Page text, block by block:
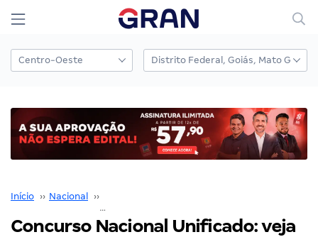
Início ›› Nacional ››
Concurso Nacional Unificado: veja